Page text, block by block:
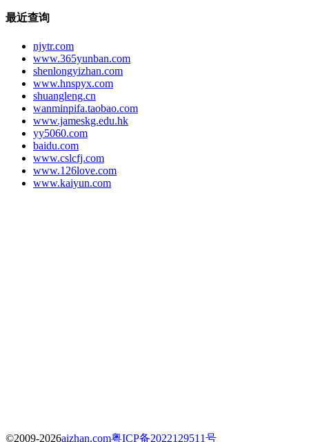
最近查询
njytr.com
www.365yunban.com
shenlongyizhan.com
www.hnspyx.com
shuangleng.cn
wanminpifa.taobao.com
www.jameskg.edu.hk
yy5060.com
baidu.com
www.cslcfj.com
www.126love.com
www.kaiyun.com
©2009-2026aizhan.com粤ICP备2022129511号